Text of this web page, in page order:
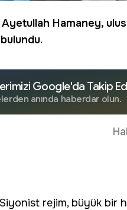
Hamaney,
Google'da Takip
anında haberdar olun.
rejim, büyük bir